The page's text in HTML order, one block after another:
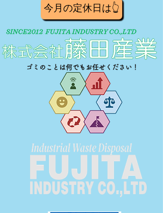
ゴミのことは何でもお任せください！
今月の定休日は👆